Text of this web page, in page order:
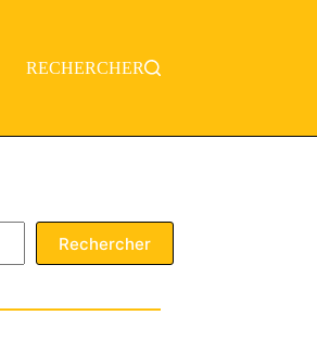
RECHERCHER
Rechercher